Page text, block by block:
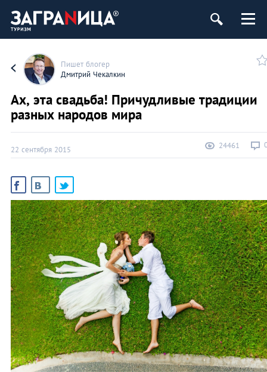
Пишет блогер
Дмитрий Чекалкин
Ах, эта свадьба! Причудливые традиции
разных народов мира
22 сентября 2015 24461